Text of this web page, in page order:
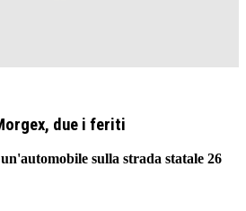
due i feriti
sulla strada statale 26